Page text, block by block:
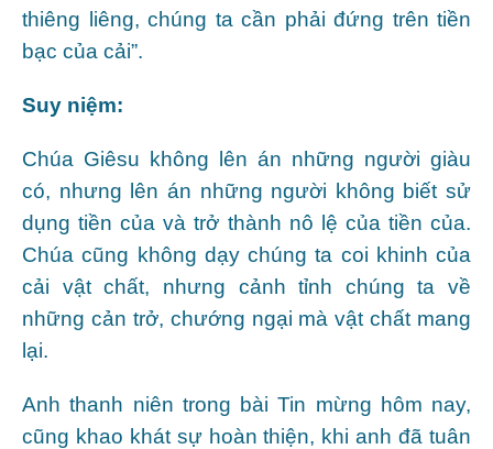
thiêng liêng, chúng ta cần phải đứng trên tiền
bạc của cải”.
Suy niệm:
Chúa Giêsu không lên án những người giàu
có, nhưng lên án những người không biết sử
dụng tiền của và trở thành nô lệ của tiền của.
Chúa cũng không dạy chúng ta coi khinh của
cải vật chất, nhưng cảnh tỉnh chúng ta về
những cản trở, chướng ngại mà vật chất mang
lại.
Anh thanh niên trong bài Tin mừng hôm nay,
cũng khao khát sự hoàn thiện, khi anh đã tuân